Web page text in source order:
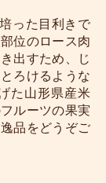
った目利きで
位のロース肉
出すため、じ
ろけるような
た山形県産米
ルーツの果実
品をどうぞご